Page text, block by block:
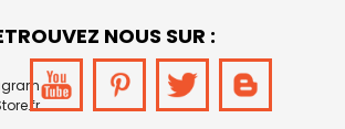
NOUS SUR :